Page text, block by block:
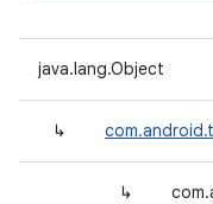
java.lang.Object
↳
↳